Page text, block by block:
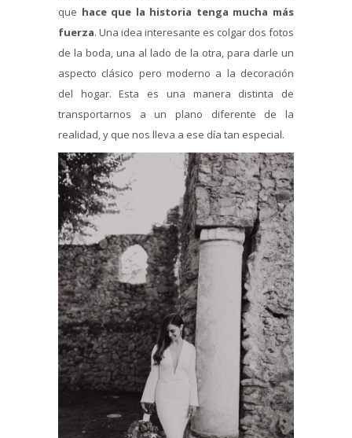
que hace que la historia tenga mucha más
fuerza. Una idea interesante es colgar dos fotos
de la boda, una al lado de la otra, para darle un
aspecto clásico pero moderno a la decoración
del hogar. Esta es una manera distinta de
transportarnos a un plano diferente de la
realidad, y que nos lleva a ese día tan especial.